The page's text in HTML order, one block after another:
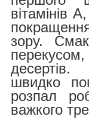
вітамінів
зору.
швидко
розпал
важкого